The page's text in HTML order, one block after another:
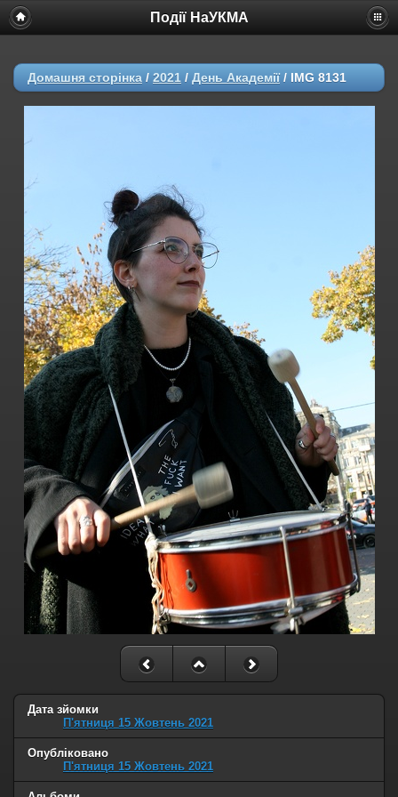
Події НаУКМА
Домашня сторінка / 2021 / День Академії/ IMG 8131
Дата зйомки
П'ятниця 15 Жовтень 2021
Опубліковано
П'ятниця 15 Жовтень 2021